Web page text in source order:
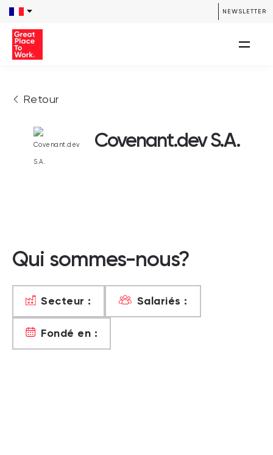
NEWSLETTER
Retour
Covenant.dev S.A.
Qui sommes-nous?
Secteur : Salariés :
Fondé en :